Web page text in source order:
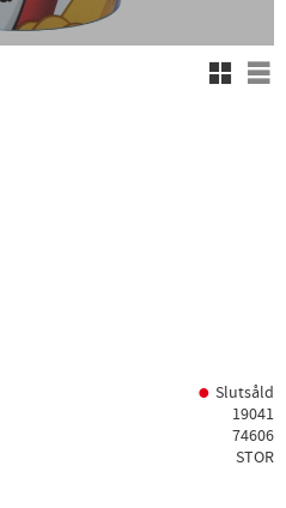
Slutsåld
19041
74606
STOR